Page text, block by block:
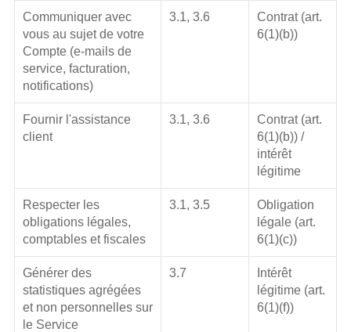
Communiquer avec
vous au sujet de votre
Compte (e-mails de
service, facturation,
notifications)
3.1, 3.6
Contrat (art.
6(1)(b))
Fournir l'assistance
client
3.1, 3.6
Contrat (art.
6(1)(b)) /
intérêt
légitime
Respecter les
obligations légales,
comptables et fiscales
3.1, 3.5
Obligation
légale (art.
6(1)(c))
Générer des
statistiques agrégées
et non personnelles sur
le Service
3.7
Intérêt
légitime (art.
6(1)(f))